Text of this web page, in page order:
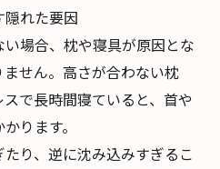
れた要因
場合、枕や寝具が原因とな
せん。高さが合わない枕
で長時間寝ていると、首や
ります。
り、逆に沈み込みすぎるこ